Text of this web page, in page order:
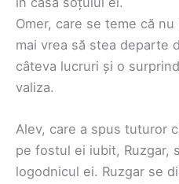
Omer, care se teme că
mai vrea să stea departe
câteva lucruri și o
valiza.
Alev, care a spus tuturor
pe fostul ei iubit, Ruzgar,
logodnicul ei. Ruzgar se